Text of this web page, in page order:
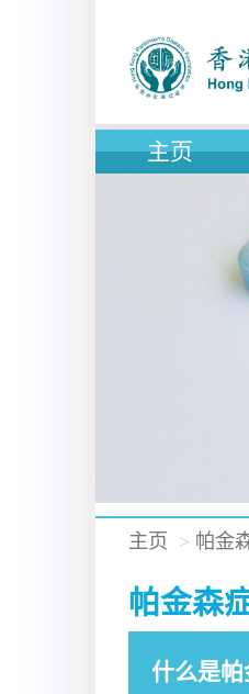
主页
主页 帕金
帕金森
什么是